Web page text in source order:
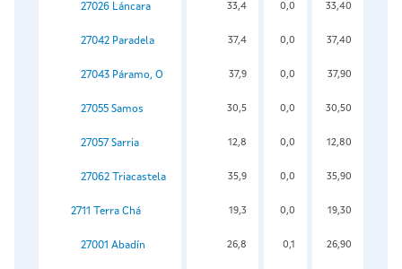
27026 Láncara 33,4 0,0 33,40
27042 Paradela 37,4 0,0 37,40
27043 Páramo, O 37,9 0,0 37,90
27055 Samos 30,5 0,0 30,50
27057 Sarria 12,8 0,0 12,80
27062 Triacastela 35,9 0,0 35,90
2711 Terra Chá 19,3 0,0 19,30
27001 Abadín 26,8 0,1 26,90